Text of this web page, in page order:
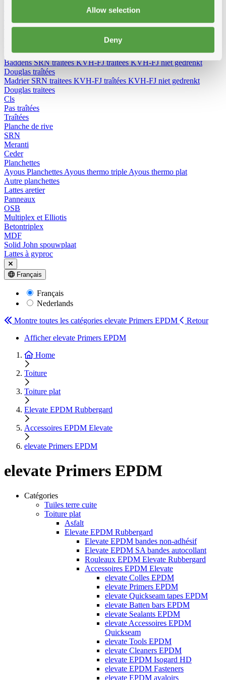
Allow selection
Deny
Chevrons
Baddens, madrier
BaddensSRN traîtéesKVH-FJ traîtéesKVH-FJ niet gedrenkt
Douglas traîtées
Madrier SRN traitees KVH-FJ traîtées KVH-FJ niet gedrenkt
Douglas traitees
Cls
Pas traîtées
Traîtées
Planche de rive
SRN
Meranti
Ceder
Planchettes
Ayous Planchettes Ayous thermo triple Ayous thermo plat
Autre planchettes
Lattes aretier
Panneaux
OSB
Multiplex et Elliotis
Betontriplex
MDF
Solid John spouwplaat
Lattes à gyproc
Français
Français
Nederlands
Montre toutes les catégories elevate Primers EPDM
Retour
Afficher elevate Primers EPDM
Home
Toiture
Toiture plat
Elevate EPDM Rubbergard
Accessoires EPDM Elevate
elevate Primers EPDM
elevate Primers EPDM
Catégories
Tuiles terre cuite
Toiture plat
Asfalt
Elevate EPDM Rubbergard
Elevate EPDM bandes non-adhésif
Elevate EPDM SA bandes autocollant
Rouleaux EPDM Elevate Rubbergard
Accessoires EPDM Elevate
elevate Colles EPDM
elevate Primers EPDM
elevate Quickseam tapes EPDM
elevate Batten bars EPDM
elevate Sealants EPDM
elevate Accessoires EPDM
Quickseam
elevate Tools EPDM
elevate Cleaners EPDM
elevate EPDM Isogard HD
elevate EPDM Fasteners
elevate EPDM avaloirs